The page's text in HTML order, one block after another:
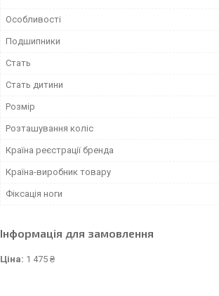
Особливості
Подшипники
Стать
Стать дитини
Розмір
Розташування коліс
Країна реєстрації бренда
Країна-виробник товару
Фіксація ноги
Інформація для замовлення
Ціна: 1 475 ₴